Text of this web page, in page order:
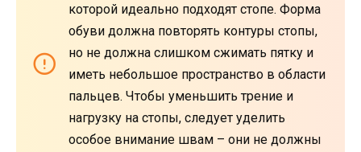
которой идеально подходят стопе. Форма
обуви должна повторять контуры стопы,
но не должна слишком сжимать пятку и
иметь небольшое пространство в области
пальцев. Чтобы уменьшить трение и
нагрузку на стопы, следует уделить
особое внимание швам – они не должны